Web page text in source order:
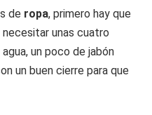
de ropa, primero hay que
unas cuatro
un poco de jabón
un buen cierre para que